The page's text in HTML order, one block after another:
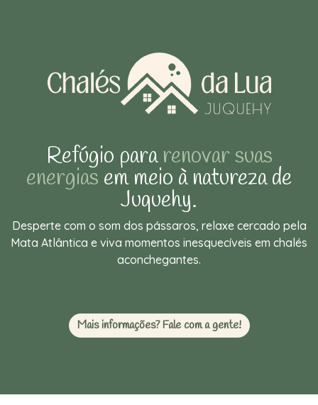
Refúgio pararenovar suas
energias em meio à natureza de
Juquehy.
Desperte com o som dos pássaros, relaxe cercado pela
Mata Atlântica e viva momentos inesquecíveis em chalés
aconchegantes.
Mais informações? Fale com a gente!